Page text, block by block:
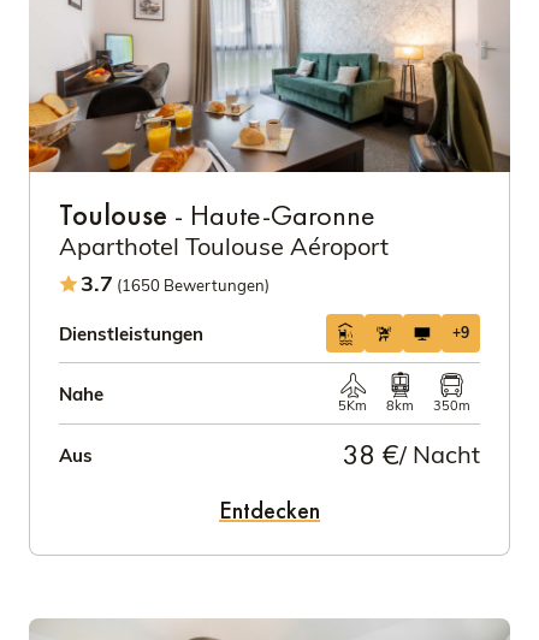
Toulouse - Haute-Garonne
Aparthotel Toulouse Aéroport
3.7 (1650 Bewertungen)
Dienstleistungen +9
Nahe
5Km 8km 350m
Aus 38 €/ Nacht
Entdecken